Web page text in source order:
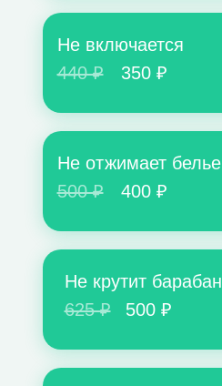
Не крутит барабан
625 ₽
Не отжимает белье
500 ₽
Не включается
440 ₽
350 ₽
400 ₽
500 ₽